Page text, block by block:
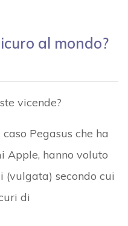
al mondo?
vicende?
Pegasus che ha
Apple, hanno voluto
(vulgata) secondo cui
di